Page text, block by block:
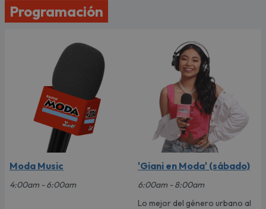
Programación
Moda Music
4:00am - 6:00am
'Giani en Moda' (sábado)
6:00am - 8:00am
Lo mejor del género urbano al